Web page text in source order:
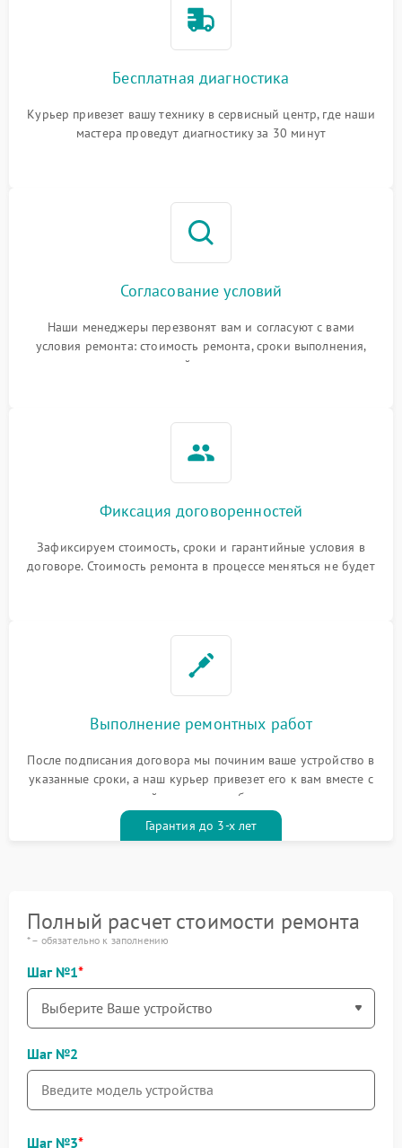
Бесплатная диагностика
Курьер привезет вашу технику в сервисный центр, где наши
мастера проведут диагностику за 30 минут
Согласование условий
Наши менеджеры перезвонят вам и согласуют с вами
условия ремонта: стоимость ремонта, сроки выполнения,
гарантийные условия
Фиксация договоренностей
Зафиксируем стоимость, сроки и гарантийные условия в
договоре. Стоимость ремонта в процессе меняться не будет
Выполнение ремонтных работ
После подписания договора мы починим ваше устройство в
указанные сроки, а наш курьер привезет его к вам вместе с
гарантийным талоном бесплатно
Гарантия до 3-х лет
Полный расчет стоимости ремонта
* – обязательно к заполнению
Шаг №1
Шаг №2
Шаг №3